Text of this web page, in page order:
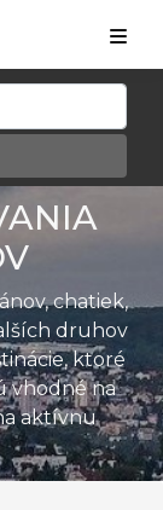
chatiek,
druhov
ktoré
vhodné na
aktívnu